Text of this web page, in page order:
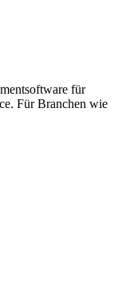
für
Für Branchen wie